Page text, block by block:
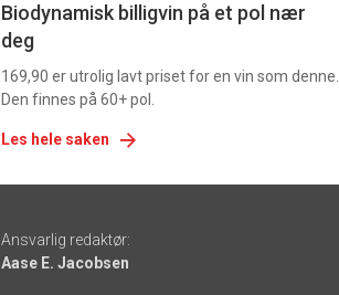
Biodynamisk billigvin på et pol nær
deg
169,90 er utrolig lavt priset for en vin som denne.
Den finnes på 60+ pol.
Les hele saken
-
Ansvarlig redaktør:
Aase E. Jacobsen